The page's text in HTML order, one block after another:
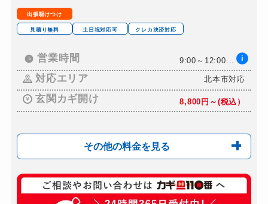
ロッカーカギ開け
ドアノブカギ作成 別途お見積り
ドアノブカギ交換 18,700円～(税込)
出張駆けつけ
見積り無料 土日祝対応可 クレカ決済対応
営業時間 9:00～12:00... i
対応エリア 北本市対応
玄関カギ開け 8,800円～(税込）
その他の料金を見る
玄関カギ修理 13,200円～（税込）